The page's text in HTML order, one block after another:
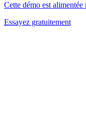
Cette démo est
Essayez gratuitement